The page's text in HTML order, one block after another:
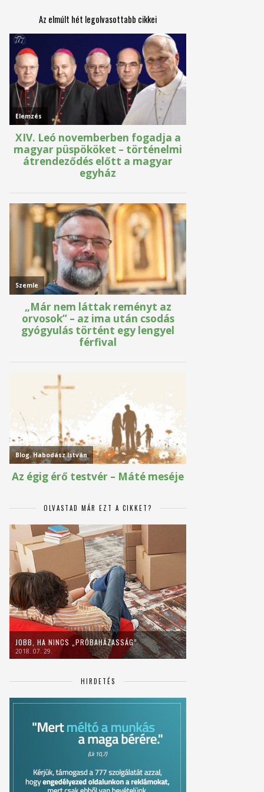
Az elmúlt hét legolvasottabb cikkei
OLVASTAD MÁR EZT A CIKKET?
JOBB, HA NINCS „PRÓBAHÁZASSÁG”
2018. 07. 29.
HIRDETÉS